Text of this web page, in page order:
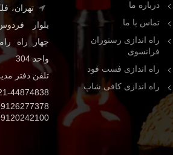
درباره ما
تماس با ما
راه اندازی رستوران
فرانسوی
راه اندازی فست فود
راه اندازی کافی شاپ
تهران،
بلوار
واحد 304
تلفن دفتر
44874838